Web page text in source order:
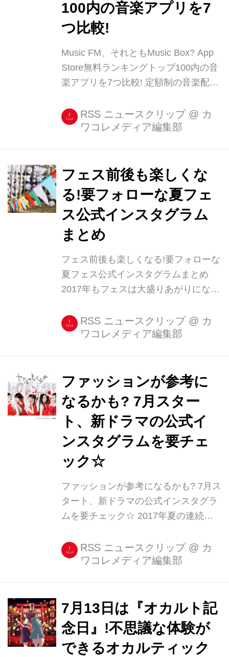
100内の音楽アプリを7
つ比較!
Music FM、それともMusic Box? App
Store無料ランキングトップ100内の音
楽アプリを7つ比較! 定額制の音楽配信
音楽を聴くことのできるアプリは多く
配信されていますよね。 ただ溢れすぎ
いうことで今回は、App St [...]
RSS ニュースクリップ @ カ
ワコレメディア編集部
フェス前後も楽しくな
る!要フォローな夏フェ
ス公式インスタグラム
まとめ
フェス前後も楽しくなる!要フォローな
夏フェス公式インスタグラムまとめ
2017年もフェスは大盛りあがりになる
フジロックが開催されますし、そんな
ロックフェスの公式インスタグラムを
単に予習し [...]
RSS ニュースクリップ @ カ
ワコレメディア編集部
ファッションが参考に
なるかも? 7月スター
ト、新ドラマの公式イ
ンスタグラムを要チェ
ック☆
ファッションが参考になるかも? 7月ス
タート、新ドラマの公式インスタグラ
ムを要チェック☆ 2017年夏の連続ド
「過保護のカホコ」や「セシルのもく
ろみ」、「カンナさーん!」など登場人
の公式インスタグラムをまと [...]
RSS ニュースクリップ @ カ
ワコレメディア編集部
7月13日は『オカルト記
念日』!不思議な体験が
できるオカルティック